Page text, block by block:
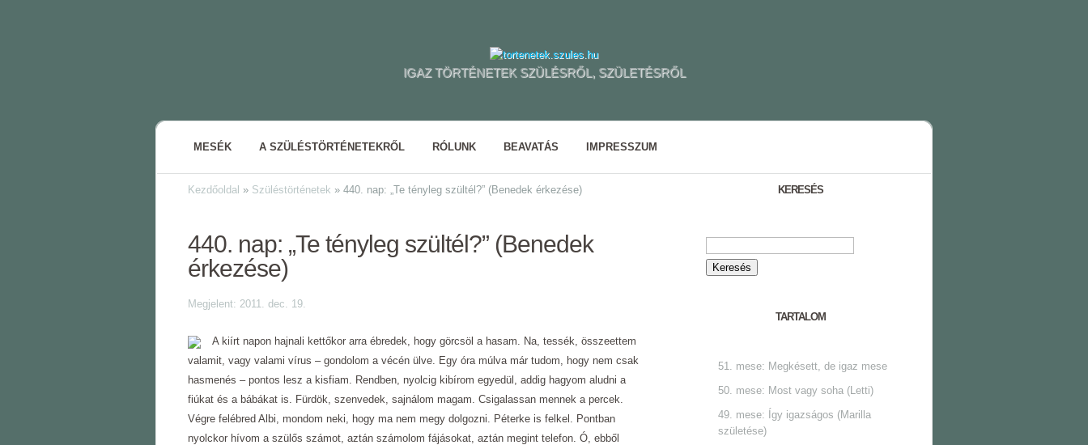
IGAZ TÖRTÉNETEK SZÜLÉSRŐL, SZÜLETÉSRŐL
MESÉK A SZÜLÉSTÖRTÉNETEKRŐL RÓLUNK BEAVATÁS IMPRESSZUM
Kezdőoldal » Szüléstörténetek » 440. nap: „Te tényleg szültél?” (Benedek érkezése)
440. nap: „Te tényleg szültél?” (Benedek
érkezése)
Megjelent: 2011. dec. 19.
A kiírt napon hajnali kettőkor arra ébredek, hogy görcsöl a hasam. Na, tessék, összeettem
valamit, vagy valami vírus ‒ gondolom a vécén ülve. Egy óra múlva már tudom, hogy nem csak
hasmenés ‒ pontos lesz a kisfiam. Rendben, nyolcig kibírom egyedül, addig hagyom aludni a
fiúkat és a bábákat is. Fürdök, szenvedek, sajnálom magam. Csigalassan mennek a percek.
Végre felébred Albi, mondom neki, hogy ma nem megy dolgozni. Péterke is felkel. Pontban
nyolckor hívom a szülős számot, aztán számolom fájásokat, aztán megint telefon. Ó, ebből
KERESÉS
TARTALOM
51. mese: Megkésett, de igaz mese
50. mese: Most vagy soha (Letti)
49. mese: Így igazságos (Marilla
születése)